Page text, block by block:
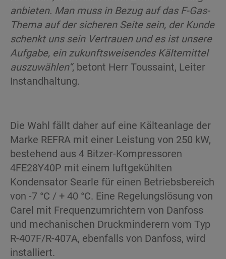
anbieten. Man muss in Bezug auf das F-Gas-
Thema auf der sicheren Seite sein, der Kunde
schenkt uns sein Vertrauen und es ist unsere
Aufgabe, ein zukunftsweisendes Kältemittel
auszuwählen“, betont Herr Toussaint, Leiter
Instandhaltung.
Die Wahl fällt daher auf eine Kälteanlage der
Marke REFRA mit einer Leistung von 250 kW,
bestehend aus 4 Bitzer-Kompressoren
4FE28Y40P mit einem luftgekühlten
Kondensator Searle für einen Betriebsbereich
von -7 °C / + 40 °C. Eine Regelungslösung von
Carel mit Frequenzumrichtern von Danfoss
und mechanischen Druckminderern vom Typ
R-407F/R-407A, ebenfalls von Danfoss, wird
installiert.